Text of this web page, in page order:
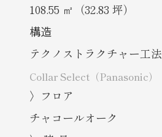
108.55 ㎡（32.83 坪）
構造
テクノストラクチャー工法
Collar Select（Panasonic）
〉フロア
チャコールオーク